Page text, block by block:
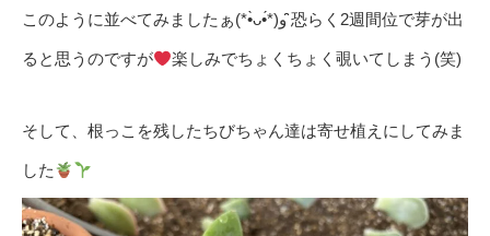
このように並べてみましたぁ(*•̀ᴗ•́*)و ̑̑恐らく2週間位で芽が出
ると思うのですが 楽しみでちょくちょく覗いてしまう(笑)
そして、根っこを残したちびちゃん達は寄せ植えにしてみま
した